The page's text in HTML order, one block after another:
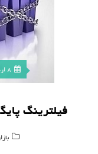
8 اردیبهشت, 1398
فیلترینگ